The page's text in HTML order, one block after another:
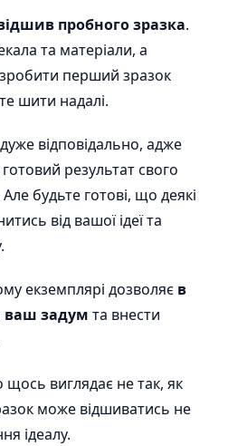
пробного зразка.
та матеріали, а
перший зразок
шити надалі.
відповідально, адже
результат свого
будьте готові, що деякі
від вашої ідеї та
екземплярі дозволяє в
ваш задум та внести
виглядає не так, як
може відшиватись не
ідеалу.